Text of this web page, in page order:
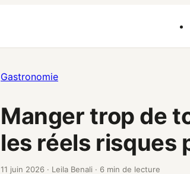
Gastronomie
Manger trop de
les réels risques
11 juin 2026 · Leila Benali · 6 min de lecture